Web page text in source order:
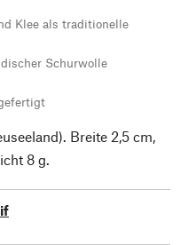
Klee als traditionelle
Schurwolle
Breite 2,5 cm,
8 g.